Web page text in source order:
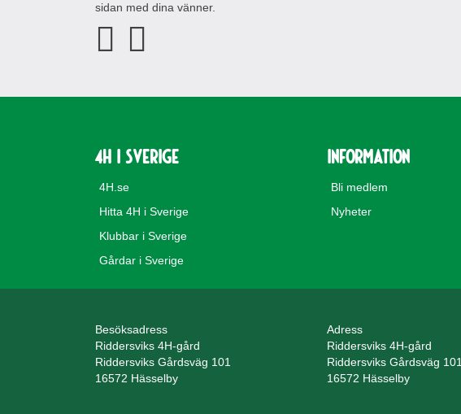
sidan med dina vänner.
4H i Sverige
4H.se
Hitta 4H i Sverige
Klubbar i Sverige
Gårdar i Sverige
Information
Bli medlem
Nyheter
Besöksadress
Riddersviks 4H-gård
Riddersviks Gårdsväg 101
16572 Hässelby
Adress
Riddersviks 4H-gård
Riddersviks Gårdsväg 101
16572 Hässelby